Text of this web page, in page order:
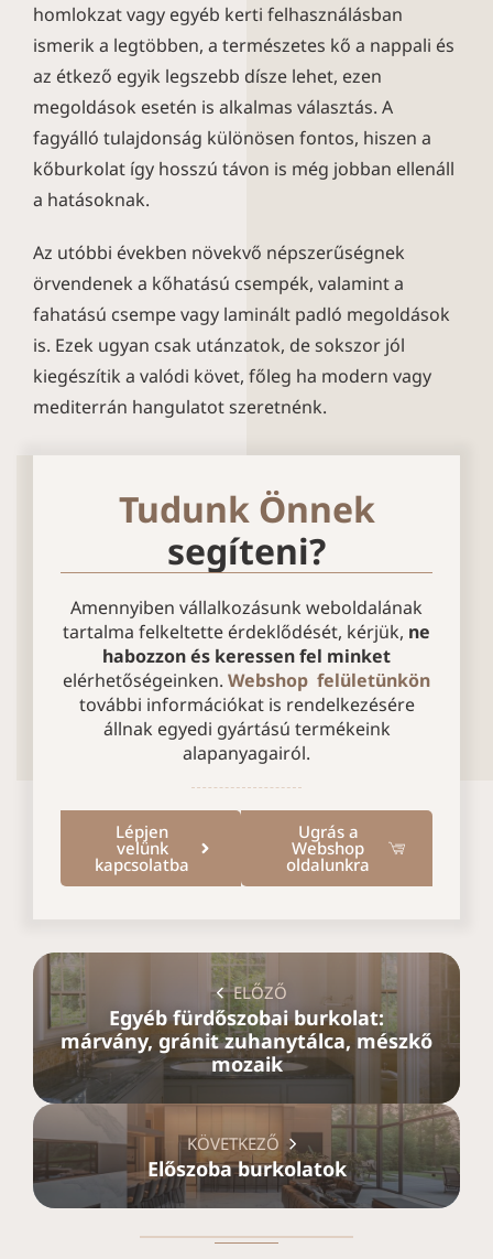
homlokzat vagy egyéb kerti felhasználásban
ismerik a legtöbben, a természetes kő a nappali és
az étkező egyik legszebb dísze lehet, ezen
megoldások esetén is alkalmas választás. A
fagyálló tulajdonság különösen fontos, hiszen a
kőburkolat így hosszú távon is még jobban ellenáll
a hatásoknak.
Az utóbbi években növekvő népszerűségnek
örvendenek a kőhatású csempék, valamint a
fahatású csempe vagy laminált padló megoldások
is. Ezek ugyan csak utánzatok, de sokszor jól
kiegészítik a valódi követ, főleg ha modern vagy
mediterrán hangulatot szeretnénk.
Tudunk Önnek
segíteni?
Amennyiben vállalkozásunk weboldalának
tartalma felkeltette érdeklődését, kérjük, ne
habozzon és keressen fel minket
elérhetőségeinken. Webshop felületünkön
további információkat is rendelkezésére
állnak egyedi gyártású termékeink
alapanyagairól.
Lépjen
velünk
kapcsolatba
Ugrás a
Webshop
oldalunkra
ELŐZŐ
Egyéb fürdőszobai burkolat:
márvány, gránit zuhanytálca, mészkő
mozaik
KÖVETKEZŐ
Előszoba burkolatok